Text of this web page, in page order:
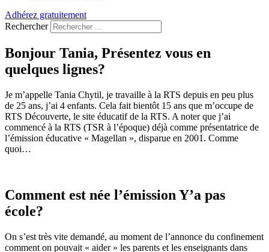
Adhérez gratuitement
Rechercher
Bonjour Tania, Présentez vous en
quelques lignes?
Je m’appelle Tania Chytil, je travaille à la RTS depuis en peu plus
de 25 ans, j’ai 4 enfants. Cela fait bientôt 15 ans que m’occupe de
RTS Découverte, le site éducatif de la RTS. A noter que j’ai
commencé à la RTS (TSR à l’époque) déjà comme présentatrice de
l’émission éducative « Magellan », disparue en 2001. Comme
quoi…
Comment est née l’émission Y’a pas
école?
On s’est très vite demandé, au moment de l’annonce du confinement
comment on pouvait « aider » les parents et les enseignants dans